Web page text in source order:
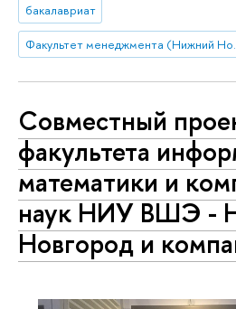
бакалавриат
Совместный
факультета
математики и
наук НИУ ВШЭ -
Новгород и